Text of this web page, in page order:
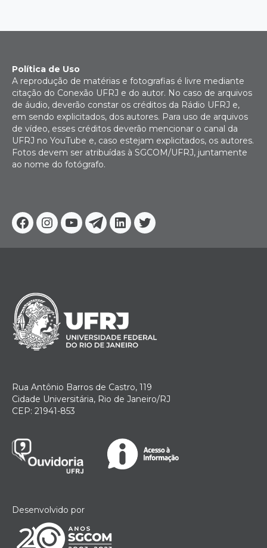
Facebook
Instagram
YoutubeTelegram
Linkedin
Twitter
Política de Uso
A reprodução de matérias e fotografias é livre mediante
citação do Conexão UFRJ e do autor. No caso de arquivos
de áudio, deverão constar os créditos da Rádio UFRJ e,
em sendo explicitados, dos autores. Para uso de arquivos
de vídeo, esses créditos deverão mencionar o canal da
UFRJ no YouTube e, caso estejam explicitados, os autores.
Fotos devem ser atribuídas à SGCOM/UFRJ, juntamente
ao nome do fotógrafo.
Rua Antônio Barros de Castro, 119
Cidade Universitária, Rio de Janeiro/RJ
CEP: 21941-853
Desenvolvido por